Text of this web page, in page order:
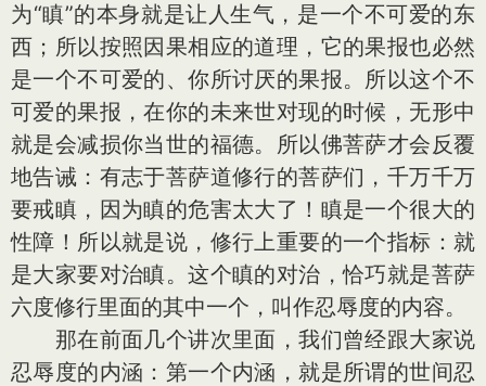
为“瞋”的本身就是让人生气，是一个不可爱的东
西；所以按照因果相应的道理，它的果报也必然
是一个不可爱的、你所讨厌的果报。所以这个不
可爱的果报，在你的未来世对现的时候，无形中
就是会减损你当世的福德。所以佛菩萨才会反覆
地告诫：有志于菩萨道修行的菩萨们，千万千万
要戒瞋，因为瞋的危害太大了！瞋是一个很大的
性障！所以就是说，修行上重要的一个指标：就
是大家要对治瞋。这个瞋的对治，恰巧就是菩萨
六度修行里面的其中一个，叫作忍辱度的内容。
那在前面几个讲次里面，我们曾经跟大家说
忍辱度的内涵：第一个内涵，就是所谓的世间忍